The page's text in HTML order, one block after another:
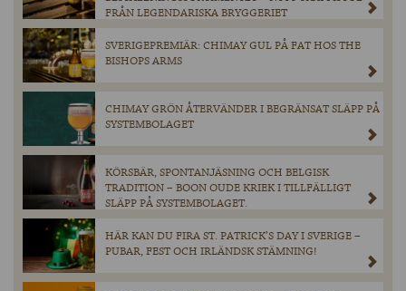
FRÅN LEGENDARISKA BRYGGERIET
SVERIGEPREMIÄR: CHIMAY GUL PÅ FAT HOS THE
BISHOPS ARMS
CHIMAY GRÖN ÅTERVÄNDER I BEGRÄNSAT SLÄPP PÅ
SYSTEMBOLAGET
KÖRSBÄR, SPONTANJÄSNING OCH BELGISK
TRADITION – BOON OUDE KRIEK I TILLFÄLLIGT
SLÄPP PÅ SYSTEMBOLAGET.
HÄR KAN DU FIRA ST. PATRICK’S DAY I SVERIGE –
PUBAR, FEST OCH IRLÄNDSK STÄMNING!